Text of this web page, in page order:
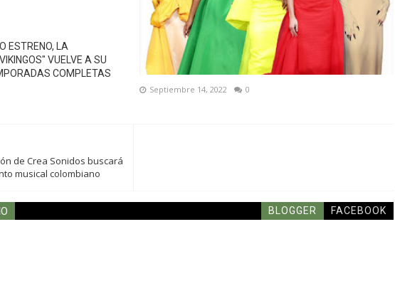
ESTRENO, LA
VUELVE A SU
COMPLETAS
Septiembre 14, 2022 0
de Crea Sonidos buscará
musical colombiano
BLOGGER FACEBOOK